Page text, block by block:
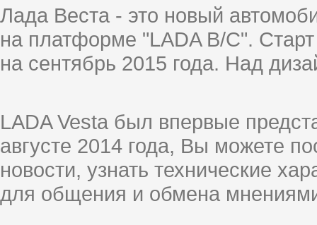
Лада Веста - это новый
на платформе "LADA B/C".
на сентябрь 2015 года. Над
LADA Vesta был впервые
августе 2014 года, Вы можете
новости, узнать технические
для общения и обмена